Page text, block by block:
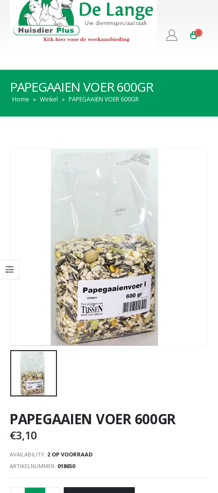
0
PAPEGAAIEN VOER 600GR
Home » Winkel » PAPEGAAIEN VOER 600GR
PAPEGAAIEN VOER 600GR
€3,10
AVAILABILITY: 2 OP VOORRAAD
ARTIKELNUMMER: 018650